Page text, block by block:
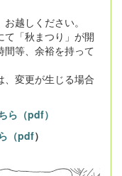
越しください。
「秋まつり」が開
間等、余裕を持って
変更が生じる場合
ら（pdf）
（pdf）